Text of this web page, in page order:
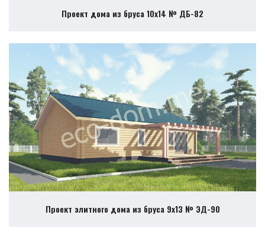
Проект дома из бруса 10х14 № ДБ-82
Проект элитного дома из бруса 9х13 № ЭД-90